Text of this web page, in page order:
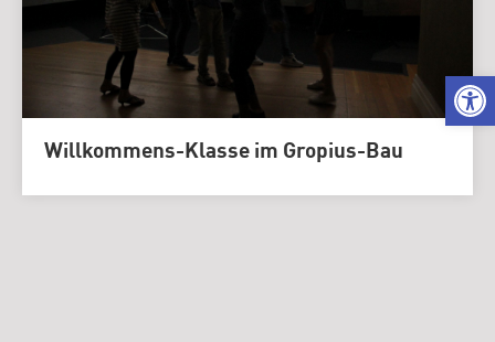
Willkommens-Klasse im Gropius-Bau